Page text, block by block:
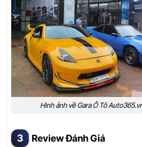
Hình ảnh về Gara Ô Tô
Review Đánh Giá